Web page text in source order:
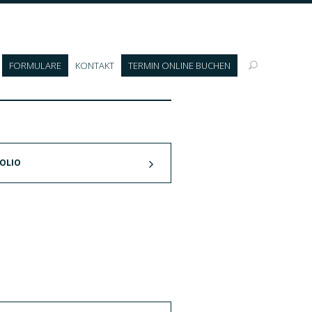
FORMULARE KONTAKT TERMIN ONLINE BUCHEN